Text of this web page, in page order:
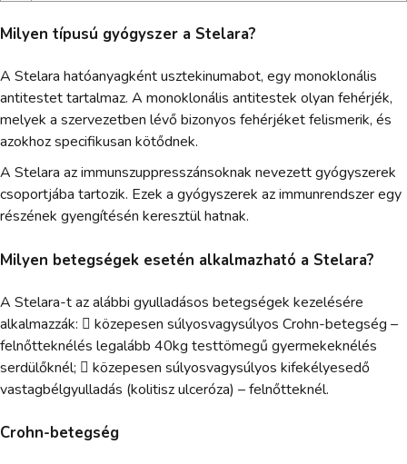
Milyen típusú gyógyszer a Stelara?
A Stelara hatóanyagként usztekinumabot, egy monoklonális
antitestet tartalmaz. A monoklonális antitestek olyan fehérjék,
melyek a szervezetben lévő bizonyos fehérjéket felismerik, és
azokhoz specifikusan kötődnek.
A Stelara az immunszuppresszánsoknak nevezett gyógyszerek
csoportjába tartozik. Ezek a gyógyszerek az immunrendszer egy
részének gyengítésén keresztül hatnak.
Milyen betegségek esetén alkalmazható a Stelara?
A Stelara-t az alábbi gyulladásos betegségek kezelésére
alkalmazzák:  közepesen súlyosvagysúlyos Crohn-betegség –
felnőtteknélés legalább 40kg testtömegű gyermekeknélés
serdülőknél;  közepesen súlyosvagysúlyos kifekélyesedő
vastagbélgyulladás (kolitisz ulceróza) – felnőtteknél.
Crohn-betegség